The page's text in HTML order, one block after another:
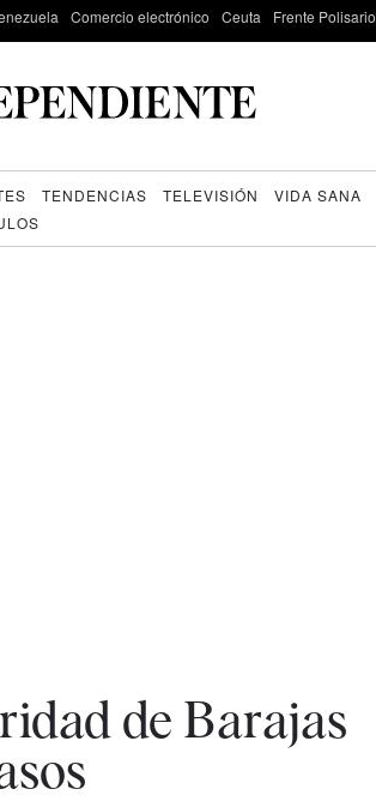
Comercio electrónico Ceuta Frente Polisario
TENDENCIAS TELEVISIÓN VIDA SANA
de Barajas